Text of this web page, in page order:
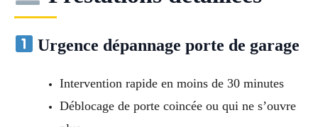
Urgence dépannage porte de garage
Intervention rapide en moins de 30 minutes
Déblocage de porte coincée ou qui ne s’ouvre